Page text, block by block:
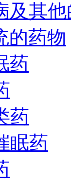
及其
的药物
药
药
眠药